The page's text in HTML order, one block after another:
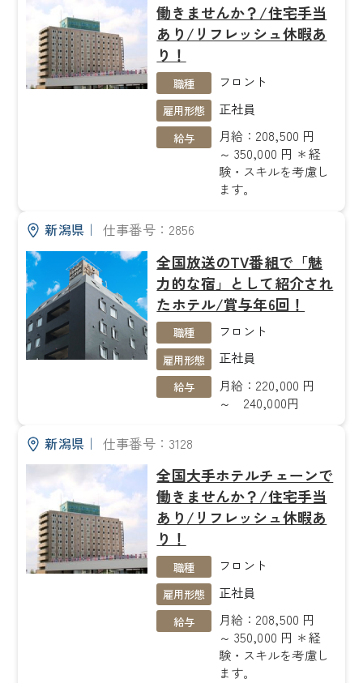
働きませんか？/住宅手当
あり/リフレッシュ休暇あ
り！
職種 フロント
雇用形態 正社員
給与
月給：208,500 円
～ 350,000 円 ＊経
験・スキルを考慮し
ます。
新潟県｜ 仕事番号：2856
全国放送のTV番組で「魅
力的な宿」として紹介され
たホテル/賞与年6回！
職種 フロント
雇用形態 正社員
給与
月給：220,000 円
～ 240,000円
新潟県｜ 仕事番号：3128
全国大手ホテルチェーンで
働きませんか？/住宅手当
あり/リフレッシュ休暇あ
り！
職種 フロント
雇用形態 正社員
給与
月給：208,500 円
～ 350,000 円 ＊経
験・スキルを考慮し
ます。